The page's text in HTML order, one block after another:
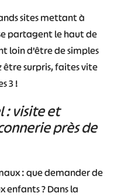
sites mettant à
partagent le haut de
loin d’être de simples
être surpris, faites vite
3 !
: visite et
près de
: que demander de
enfants ? Dans la